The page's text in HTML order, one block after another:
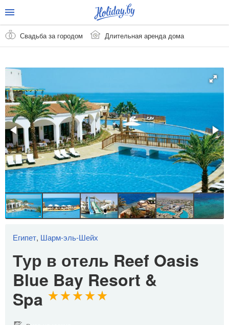
Свадьба за городом Длительная аренда дома
Египет, Шарм-эль-Шейх
Тур в отель Reef Oasis
Blue Bay Resort &
Spa